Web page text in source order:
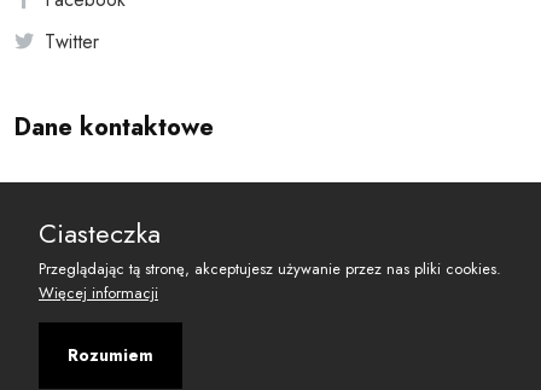
Twitter
Dane kontaktowe
reset@resetobywatelski.pl
Ciasteczka
Przeglądając tą stronę, akceptujesz używanie przez nas pliki cookies.
Więcej informacji
Rozumiem